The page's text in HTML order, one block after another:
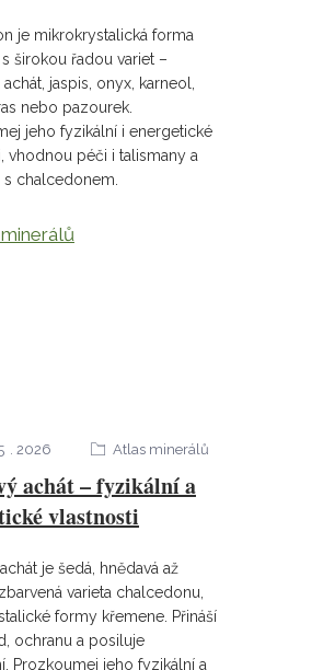
je mikrokrystalická forma
širokou řadou variet –
jaspis, onyx, karneol,
nebo pazourek.
jeho fyzikální i energetické
vhodnou péči i talismany a
chalcedonem.
achát – fyzikální a
vlastnosti
2026 Atlas minerálů
je šedá, hnědavá až
varieta chalcedonu,
formy křemene. Přináší
ochranu a posiluje
Prozkoumej jeho fyzikální a